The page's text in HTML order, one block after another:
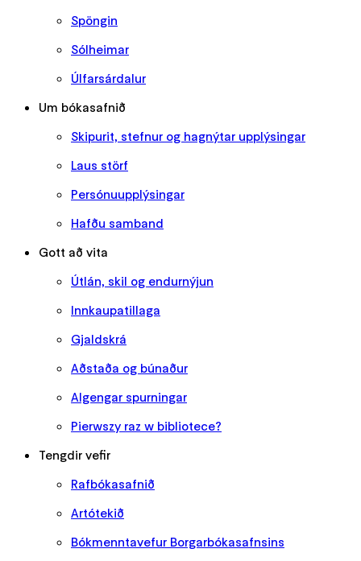
Spöngin
Sólheimar
Úlfarsárdalur
Um bókasafnið
Skipurit, stefnur og hagnýtar upplýsingar
Laus störf
Persónuupplýsingar
Hafðu samband
Gott að vita
Útlán, skil og endurnýjun
Innkaupatillaga
Gjaldskrá
Aðstaða og búnaður
Algengar spurningar
Pierwszy raz w bibliotece?
Tengdir vefir
Rafbókasafnið
Artótekið
Bókmenntavefur Borgarbókasafnsins